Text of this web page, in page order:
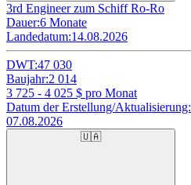
3rd Engineer zum Schiff Ro-Ro
Dauer:6 Monate
Landedatum:14.08.2026
DWT:47 030
Baujahr:2 014
3 725 - 4 025 $ pro Monat
Datum der Erstellung/Aktualisierung:
07.08.2026
🇺🇦